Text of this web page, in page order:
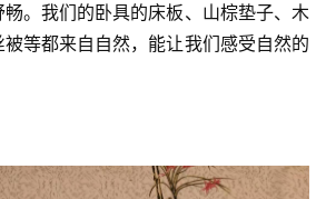
。我们的卧具的床板、山棕垫子、木
等都来自自然，能让我们感受自然的